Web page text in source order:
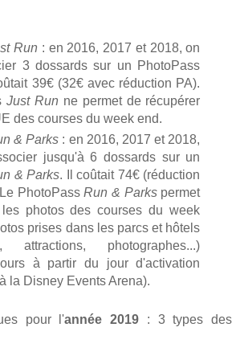
Run : en 2016, 2017 et 2018, on
3 dossards sur un PhotoPass
39€ (32€ avec réduction PA).
Just Run ne permet de récupérer
des courses du week end.
& Parks : en 2016, 2017 et 2018,
jusqu'à 6 dossards sur un
& Parks. Il coûtait 74€ (réduction
PhotoPassRun & Parkspermet
photos des courses du week
prises dans les parcs et hôtels
attractions, photographes...)
à partir du jour d'activation
la Disney Events Arena).
pour l'année 2019 : 3 types des